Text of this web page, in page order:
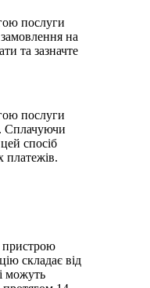
послуги
на
та зазначте
послуги
Сплачуючи
спосіб
платежів.
пристрою
складає від
можуть